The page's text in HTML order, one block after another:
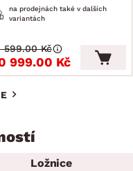
na prodejnách také v dalších
variantách
999.00 Kč
599.00 Kč
Ložnice